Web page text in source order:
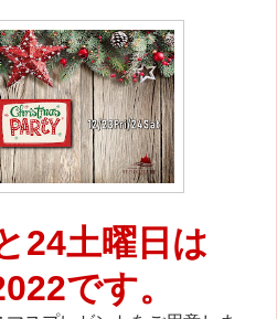
24土曜日は
です。